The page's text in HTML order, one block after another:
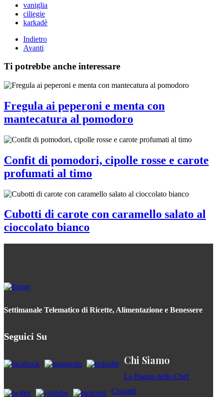
vaniglia
ciliegie
karkadè
Indietro
Avanti
Ti potrebbe anche interessare
Fregula ai peperoni e menta con
mantecatura al pomodoro
Confit di pomodori, cipolle rosse e carote
profumati al timo
Cubotti di carote con caramello salato al
cioccolato bianco
Settimanale Telematico di Ricette, Alimentazione e Benessere
Seguici Su
Chi Siamo
La Pagina dello Chef
Contatti